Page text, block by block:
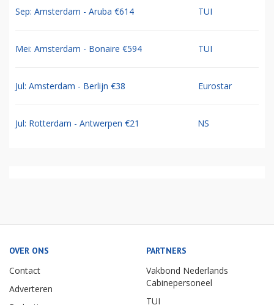
Sep: Amsterdam - Aruba €614 TUI
Mei: Amsterdam - Bonaire €594 TUI
Jul: Amsterdam - Berlijn €38 Eurostar
Jul: Rotterdam - Antwerpen €21 NS
OVER ONS
Contact
Adverteren
PARTNERS
Vakbond Nederlands
Cabinepersoneel
TUI